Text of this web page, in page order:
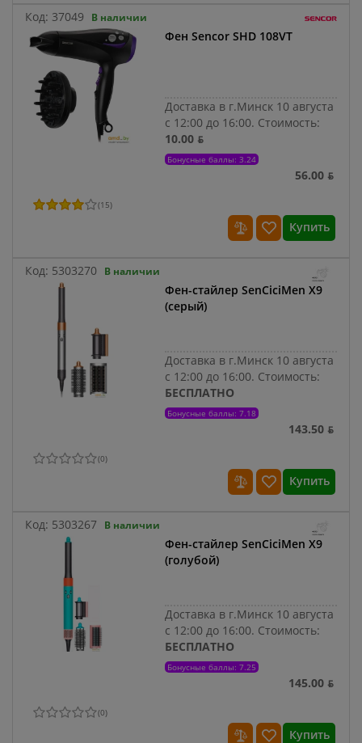
Код: 37049 В наличии
Фен Sencor SHD 108VT
Доставка в г.Минск 10 августа
с 12:00 до 16:00. Стоимость:
10.00 ƃ
Бонусные баллы: 3.24
56.00 ƃ
(15)
Купить
Код: 5303270 В наличии
Фен-стайлер SenCiciMen X9
(серый)
Доставка в г.Минск 10 августа
с 12:00 до 16:00. Стоимость:
БЕСПЛАТНО
Бонусные баллы: 7.18
143.50 ƃ
(0)
Купить
Код: 5303267 В наличии
Фен-стайлер SenCiciMen X9
(голубой)
Доставка в г.Минск 10 августа
с 12:00 до 16:00. Стоимость:
БЕСПЛАТНО
Бонусные баллы: 7.25
145.00 ƃ
(0)
Купить